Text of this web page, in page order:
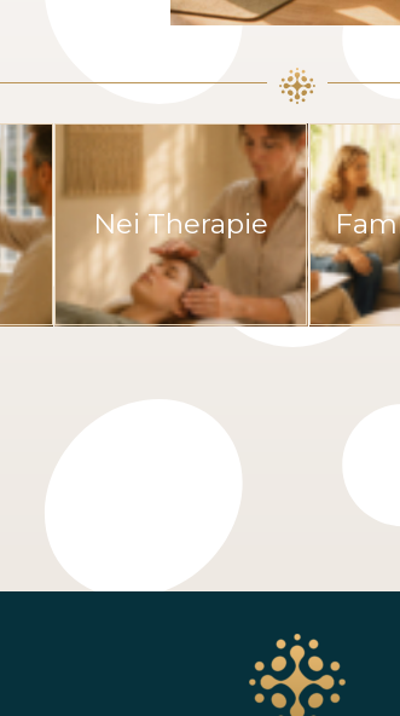
Nei Therapie